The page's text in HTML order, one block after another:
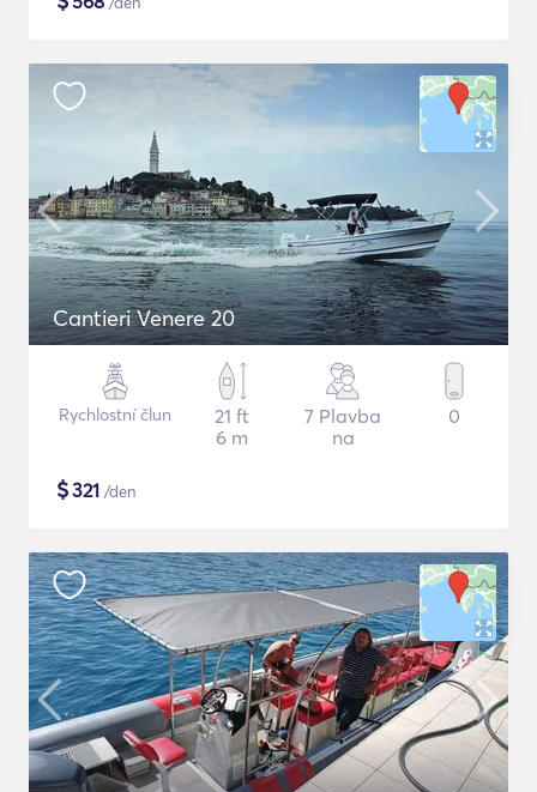
Cantieri Venere 20
Rychlostní člun
21 ft
6 m
7 Plavba
na
0
$321 /den